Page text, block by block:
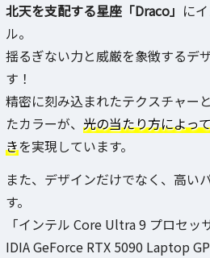
北天を支配する星座「Draco」 に
ル。
揺るぎない力と威厳を象徴するデ
す！
精密に刻み込まれたテクスチャー
たカラーが、 光の当たり方によっ
きを実現しています。
また、デザインだけでなく、高い
す。
「インテル Core Ultra 9 プロセッ
IDIA GeForce RTX 5090 Laptop